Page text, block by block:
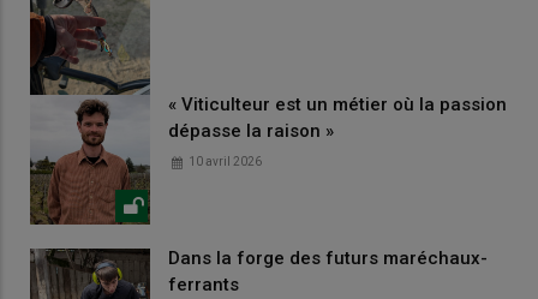
« Viticulteur est un métier où la passion
dépasse la raison »
10 avril 2026
Dans la forge des futurs maréchaux-
ferrants